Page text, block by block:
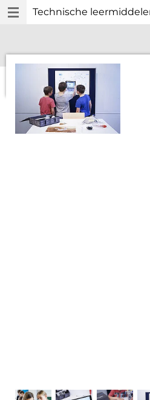
Ga
direct
de
hoofdinhoud